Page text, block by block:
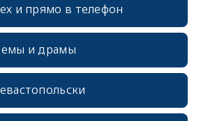
и прямо в телефон
и драмы